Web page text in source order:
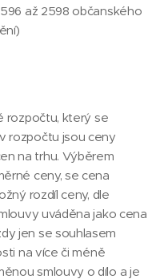
až 2598 občanského
rozpočtu, který se
rozpočtu jsou ceny
na trhu. Výběrem
ceny, se cena
rozdíl ceny, dle
uváděna jako cena
jen se souhlasem
na více či méně
smlouvy o dílo a je